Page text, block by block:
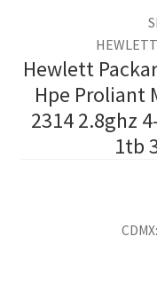
Hewlett
Hpe Proliant
2314 2.8ghz
1tb